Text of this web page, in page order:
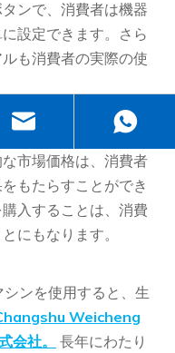
ンで、消費者は機器
設定できます。さら
も消費者の実際の使
途の不織布製品のニ
タイプの器具を購入
市場価格は、消費者
もたらすことができ
入することは、消費
にもなります。
ンを使用すると、生
Weicheng
社。
長年にわたり
1232